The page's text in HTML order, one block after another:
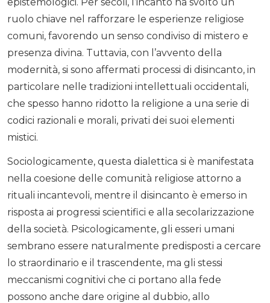
ruolo chiave nel rafforzare le esperienze religiose
comuni, favorendo un senso condiviso di mistero e
presenza divina. Tuttavia, con l’avvento della
modernità, si sono affermati processi di disincanto, in
particolare nelle tradizioni intellettuali occidentali,
che spesso hanno ridotto la religione a una serie di
codici razionali e morali, privati dei suoi elementi
mistici.
Sociologicamente, questa dialettica si è manifestata
nella coesione delle comunità religiose attorno a
rituali incantevoli, mentre il disincanto è emerso in
risposta ai progressi scientifici e alla secolarizzazione
della società. Psicologicamente, gli esseri umani
sembrano essere naturalmente predisposti a cercare
lo straordinario e il trascendente, ma gli stessi
meccanismi cognitivi che ci portano alla fede
possono anche dare origine al dubbio, allo